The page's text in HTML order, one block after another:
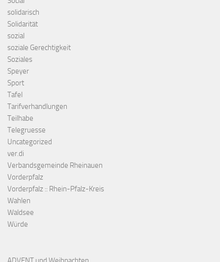
solidarisch
Solidarität
sozial
soziale Gerechtigkeit
Soziales
Speyer
Sport
Tafel
Tarifverhandlungen
Teilhabe
Telegruesse
Uncategorized
ver.di
Verbandsgemeinde Rheinauen
Vorderpfalz
Vorderpfalz :: Rhein-Pfalz-Kreis
Wahlen
Waldsee
Würde